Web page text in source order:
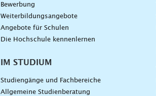
Bewerbung
Weiterbildungsangebote
Angebote für Schulen
Die Hochschule kennenlernen
IM STUDIUM
Studiengänge und Fachbereiche
Allgemeine Studienberatung